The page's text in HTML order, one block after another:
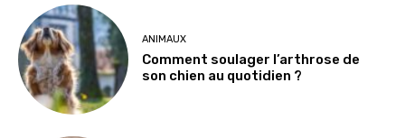
ANIMAUX
Comment soulager l’arthrose de
son chien au quotidien ?